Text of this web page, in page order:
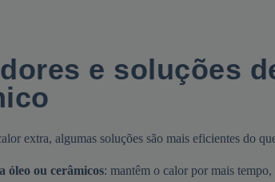
e soluções
extra, algumas soluções são mais eficientes do
óleo ou cerâmicos: mantêm o calor por mais